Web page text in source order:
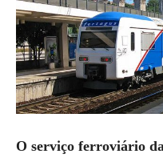
O serviço ferroviário